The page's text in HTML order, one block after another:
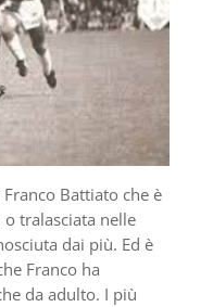
Battiato che è
tralasciata nelle
dai più. Ed è
Franco ha
da adulto. I più